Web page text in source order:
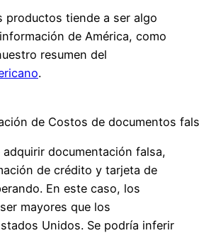
productos tiende a ser algo
de América, como
resumen del
.
de Costos de documentos
documentación falsa,
de crédito y tarjeta de
En este caso, los
mayores que los
Unidos. Se podría inferir